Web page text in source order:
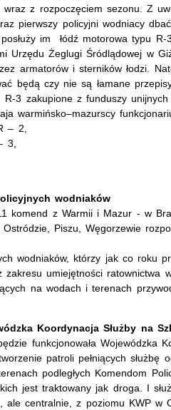
wraz z rozpoczęciem sezonu. Z
pierwszy policyjni wodniacy
im łódź motorowa typu R-
Urzędu Żeglugi Śródlądowej w
armatorów i sterników łodzi.
będą czy nie są łamane
3 zakupione z funduszy
warmińsko–mazurscy
– 2,
3,
wodniaków
komend z Warmii i Mazur - w
Piszu, Węgorzewie
wodniaków, którzy jak co roku
zakresu umiejętności ratownictwa
na wodach i terenach
Koordynacja Służby na
funkcjonowała Wojewódzka
patroli pełniących służbę
podległych Komendom
jest traktowany jak droga. I
ale centralnie, z poziomu KWP w